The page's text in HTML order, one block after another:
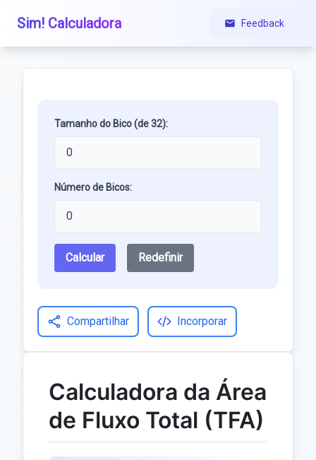
Sim! Calculadora Feedback
Tamanho do Bico (de 32):
Número de Bicos:
Calcular Redefinir
Compartilhar Incorporar
Calculadora da Área
de Fluxo Total (TFA)